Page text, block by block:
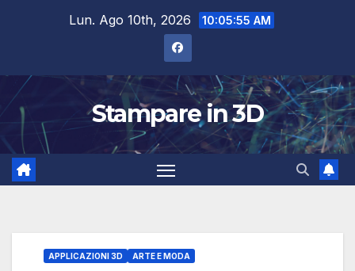
Lun. Ago 10th, 2026 10:05:56 AM
Stampare in 3D
APPLICAZIONI 3D ARTE E MODA